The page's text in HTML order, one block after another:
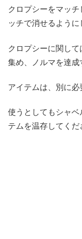
クロプシーをマッ
ッチで消せるように
クロプシーに関し
集め、ノルマを達成
アイテムは、別に必
使うとしてもシャベ
テムを温存してくだ